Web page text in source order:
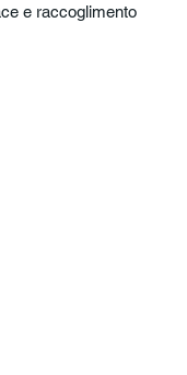
e raccoglimento